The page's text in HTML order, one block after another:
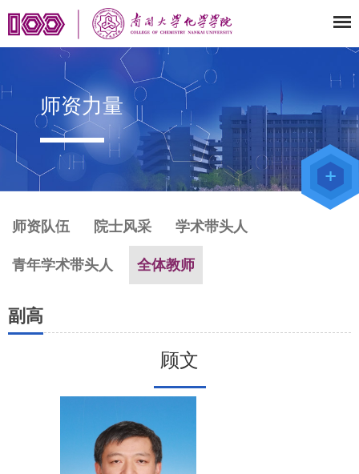
师资力量
师资队伍 院士风采 学术带头人
青年学术带头人 全体教师
副高
顾文